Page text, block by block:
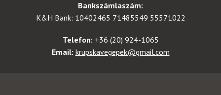
Bankszámlaszám:
K&H Bank: 10402465 71485549 55571022
Telefon: +36 (20) 924-1065
Email: krupskavegepek@gmail.com